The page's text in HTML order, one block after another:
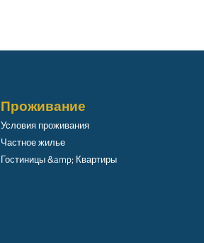
Проживание
Условия проживания
Частное жилье
Гостиницы &amp; Квартиры